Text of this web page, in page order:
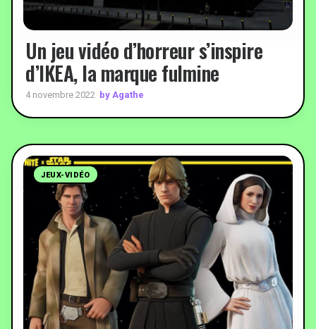
Un jeu vidéo d’horreur s’inspire
d’IKEA, la marque fulmine
4 novembre 2022 by Agathe
JEUX-VIDÉO